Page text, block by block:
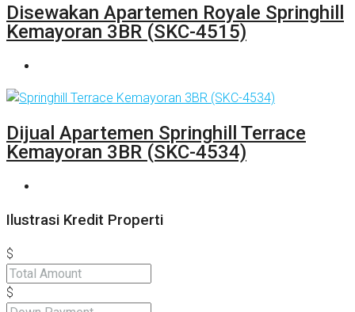
Disewakan Apartemen Royale Springhill
Kemayoran 3BR (SKC-4515)
Dijual Apartemen Springhill Terrace
Kemayoran 3BR (SKC-4534)
Ilustrasi Kredit Properti
$
$